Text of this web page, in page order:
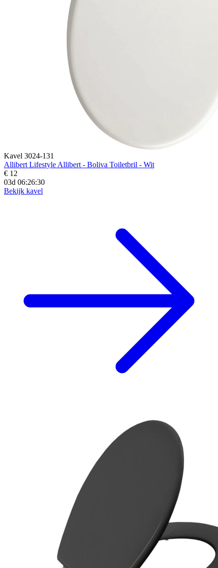
Kavel 3024-131
Allibert Lifestyle Allibert - Boliva Toiletbril - Wit
€ 12
03d 06:26:28
Bekijk kavel